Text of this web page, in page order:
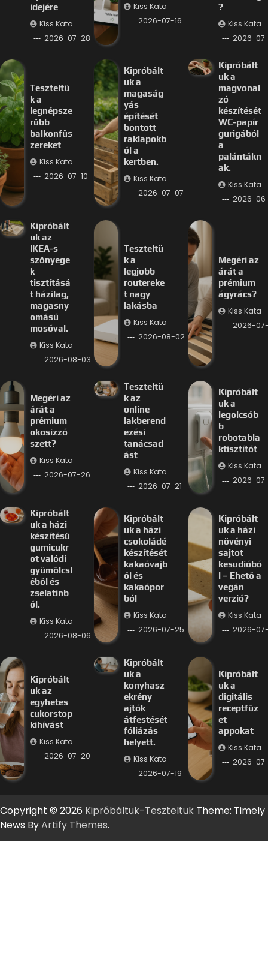
idejére
Kiss Kata
2026-07-28
Kiss Kata
2026-07-16
?
Kiss Kata
2026-
Teszteltü
k a
legnépsze
rűbb
balkonfűs
zereket
Kiss Kata
2026-07-10
Kipróbált
uk a
magaság
yás
építését
bontott
raklapokb
ól a
kertben.
Kiss Kata
2026-07-07
Kipróbált
uk a
magvonal
zó
készítését
WC-papír
gurigából
a
palántákn
ak.
Kiss Kata
2026-
Kipróbált
uk az
IKEA-s
szőnyege
k
tisztításá
t házilag,
magasny
omású
mosóval.
Kiss Kata
2026-08-03
Teszteltü
k a
legjobb
routereke
t nagy
lakásba
Kiss Kata
2026-08-02
Megéri az
árát a
prémium
ágyrács?
Kiss Kata
2026-
Megéri az
árát a
prémium
okosizzó
szett?
Kiss Kata
2026-07-26
Teszteltü
k az
online
lakberend
ezési
tanácsad
ást
Kiss Kata
2026-07-21
Kipróbált
uk a
legolcsób
b
robotabla
ktisztítót
Kiss Kata
2026-
Kipróbált
uk a házi
készítésű
gumicukr
ot valódi
gyümölcsl
éből és
zselatinb
ól.
Kiss Kata
2026-08-06
Kipróbált
uk a házi
csokoládé
készítését
kakaóvajb
ól és
kakaópor
ból
Kiss Kata
2026-07-25
Kipróbált
uk a házi
növényi
sajtot
kesudióbó
l – Ehető a
vegán
verzió?
Kiss Kata
2026-
Kipróbált
uk az
egyhetes
cukorstop
kihívást
Kiss Kata
2026-07-20
Kipróbált
uk a
konyhasz
ekrény
ajtók
átfestését
fóliázás
helyett.
Kiss Kata
2026-07-19
Kipróbált
uk a
digitális
receptfüz
et
appokat
Kiss Kata
2026-
Copyright © 2026 Kipróbáltuk-Teszteltük Theme: Timely
News ByArtify Themes.